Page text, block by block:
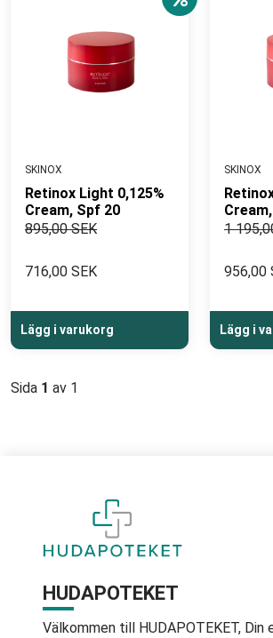
SKINOX
Retinox Light 0,125%
Cream, Spf 20
895,00 SEK
716,00 SEK
Lägg i varukorg
SKINOX
1
956,00
Lägg i
Sida 1 av 1
HUDAPOTEKET
Välkommen till HUDAPOTEKET, Din